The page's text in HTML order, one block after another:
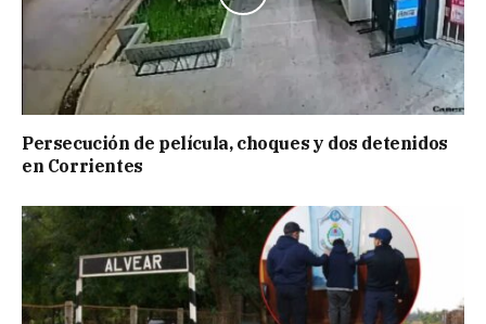
Persecución de película, choques y dos detenidos
en Corrientes